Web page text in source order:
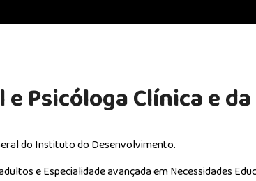
Psicóloga Clínica e
do Instituto do Desenvolvimento.
e Especialidade avançada em Necessidades